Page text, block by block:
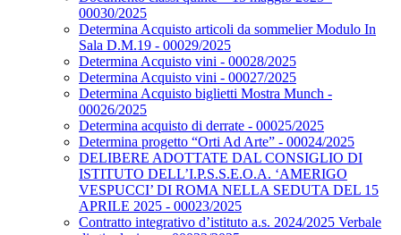
00030/2025
Determina Acquisto articoli da sommelier Modulo In
Sala D.M.19 - 00029/2025
Determina Acquisto vini - 00028/2025
Determina Acquisto vini - 00027/2025
Determina Acquisto biglietti Mostra Munch -
00026/2025
Determina acquisto di derrate - 00025/2025
Determina progetto “Orti Ad Arte” - 00024/2025
DELIBERE ADOTTATE DAL CONSIGLIO DI
ISTITUTO DELL’I.P.S.S.E.O.A. ‘AMERIGO
VESPUCCI’ DI ROMA NELLA SEDUTA DEL 15
APRILE 2025 - 00023/2025
Contratto integrativo d’istituto a.s. 2024/2025 Verbale